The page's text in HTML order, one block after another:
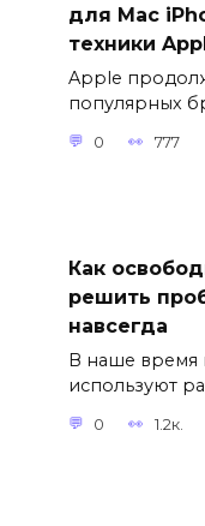
для Mac
техники
Apple
популярных
0 777
Как
решить
навсегда
В наше время
используют
0 1.2к.